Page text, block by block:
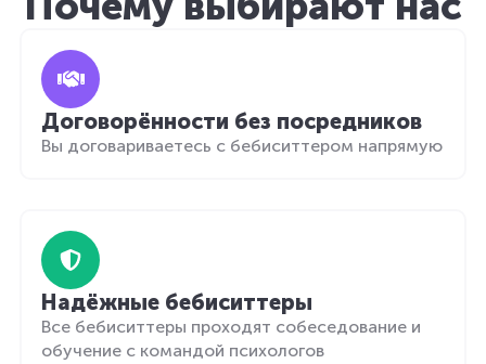
Договорённости без посредников
Вы договариваетесь с бебиситтером напрямую
Надёжные бебиситтеры
Все бебиситтеры проходят собеседование и
обучение с командой психологов